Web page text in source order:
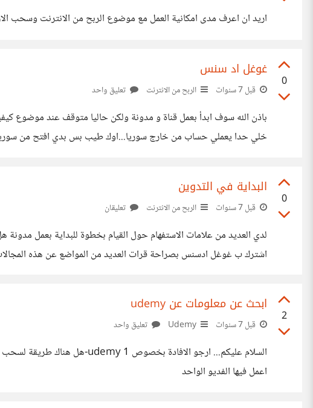
اريد ان اعرف مدى امكانية العمل مع موضوع الربح من الانترنت وسحب
0
غوغل اد سنس
قبل 7 سنوات الربح من الانترنت تعليق واحد
باذن الله سوف ابدأ بعمل قناة و مدونة ولكن حاليا متوقف عند
خلي حدا يعملي حساب من خارج سوريا...اوك طيب بس بدي افتح من سوريا
0
البداية في التدوين
قبل 7 سنوات الربح من الانترنت تعليقان
لدي العديد من علامات الاستفهام حول القيام بخطوة للبداية بعمل
اشترك ب غوغل ادسنس بصراحة قرات العديد من المواضع عن هذه
2
ابحث عن معلومات عن udemy
قبل 7 سنوات تعليق واحد
اعمل فيها الفديو الواحد